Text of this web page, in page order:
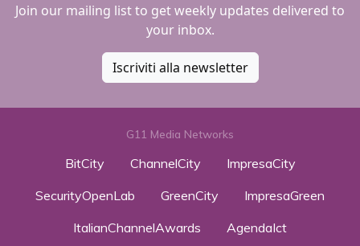
Join our mailing list to get weekly updates delivered to
your inbox.
Iscriviti alla newsletter
G11 Media Networks
BitCity ChannelCity
ImpresaCity
SecurityOpenLab
GreenCity
ImpresaGreen
ItalianChannelAwards
AgendaIct